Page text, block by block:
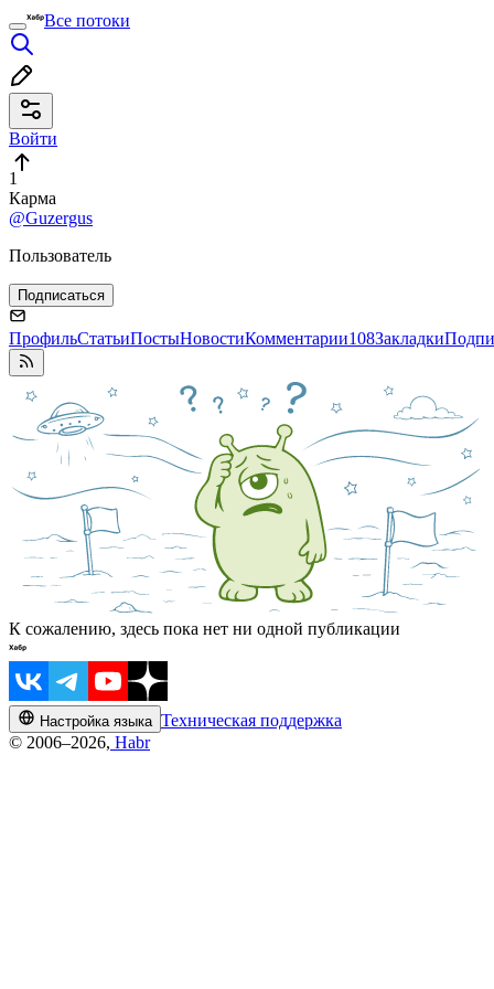
Все потоки
Войти
1
Карма
@Guzergus
Пользователь
Подписаться
ПрофильСтатьиПостыНовостиКомментарии108Закладки
К сожалению, здесь пока нет ни одной публикации
Настройка языка Техническая поддержка
© 2006–2026, Habr